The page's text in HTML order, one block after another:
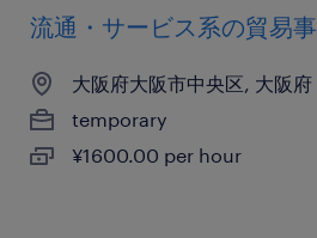
流通・サービス系の貿易
大阪府大阪市中央区, 大阪府
temporary
¥1600.00 per hour